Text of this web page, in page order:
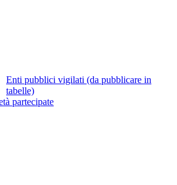
Enti pubblici vigilati (da pubblicare in
tabelle)
partecipate